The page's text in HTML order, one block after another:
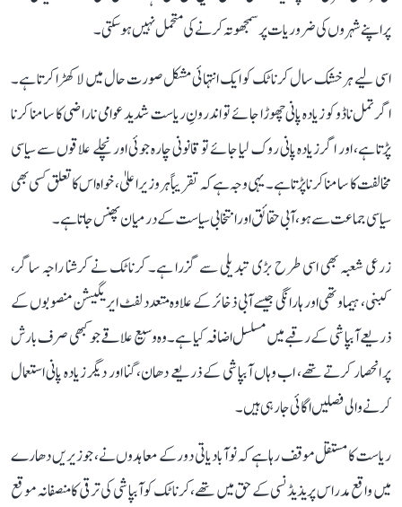
پر اپنے شہروں کی ضروریات پر سمجھوتہ کرنے کی متحمل نہیں ہو سکتی۔
اسی لیے ہر خشک سال کرناٹک کو ایک انتہائی مشکل صورت حال میں لا کھڑا کرتا ہے۔
اگر تمل ناڈو کو زیادہ پانی چھوڑا جائے تو اندرونِ ریاست شدید عوامی ناراضی کا سامنا کرنا
پڑتا ہے، اور اگر زیادہ پانی روک لیا جائے تو قانونی چارہ جوئی اور نچلے علاقوں سے سیاسی
مخالفت کا سامنا کرنا پڑتا ہے۔ یہی وجہ ہے کہ تقریباً ہر وزیر اعلیٰ، خواہ اس کا تعلق کسی بھی
سیاسی جماعت سے ہو، آبی حقائق اور انتخابی سیاست کے درمیان پھنس جاتا ہے۔
زرعی شعبہ بھی اسی طرح بڑی تبدیلی سے گزرا ہے۔ کرناٹک نے کرشنا راجہ ساگر،
کبنی، ہیماوتھی اور ہارانگی جیسے آبی ذخائر کے علاوہ متعدد لفٹ ایریگیشن منصوبوں کے
ذریعے آبپاشی کے رقبے میں مسلسل اضافہ کیا ہے۔ وہ وسیع علاقے جو کبھی صرف بارش
پر انحصار کرتے تھے، اب وہاں آبپاشی کے ذریعے دھان، گنا اور دیگر زیادہ پانی استعمال
کرنے والی فصلیں اگائی جا رہی ہیں۔
ریاست کا مستقل موقف رہا ہے کہ نوآبادیاتی دور کے معاہدوں نے، جو زیریں دھارے
میں واقع مدراس پریذیڈنسی کے حق میں تھے، کرناٹک کو آبپاشی کی ترقی کا منصفانہ موقع